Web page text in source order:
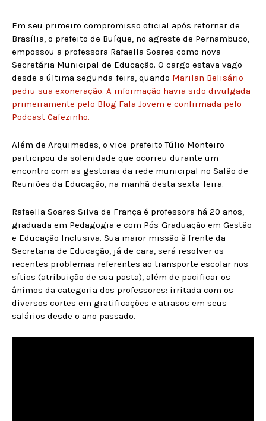
Em seu primeiro compromisso oficial após retornar de
Brasília, o prefeito de Buíque, no agreste de Pernambuco,
empossou a professora Rafaella Soares como nova
Secretária Municipal de Educação. O cargo estava vago
desde a última segunda-feira, quando Marilan Belisário
pediu sua exoneração. A informação havia sido divulgada
primeiramente pelo Blog Fala Jovem e confirmada pelo
Podcast Cafezinho.
Além de Arquimedes, o vice-prefeito Túlio Monteiro
participou da solenidade que ocorreu durante um
encontro com as gestoras da rede municipal no Salão de
Reuniões da Educação, na manhã desta sexta-feira.
Rafaella Soares Silva de França é professora há 20 anos,
graduada em Pedagogia e com Pós-Graduação em Gestão
e Educação Inclusiva. Sua maior missão à frente da
Secretaria de Educação, já de cara, será resolver os
recentes problemas referentes ao transporte escolar nos
sítios (atribuição de sua pasta), além de pacificar os
ânimos da categoria dos professores: irritada com os
diversos cortes em gratificações e atrasos em seus
salários desde o ano passado.